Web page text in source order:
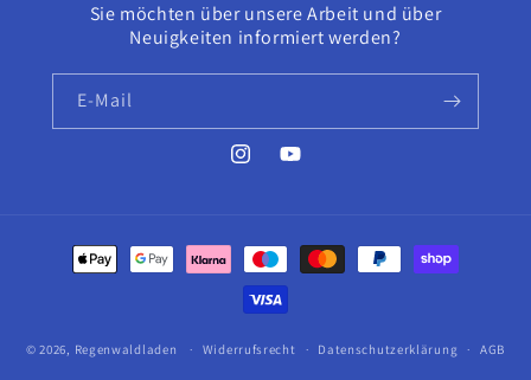
Sie möchten über unsere Arbeit und über
Neuigkeiten informiert werden?
E-Mail
InstagramYouTube
Zahlungsmethoden
© 2026, Regenwaldladen Widerrufsrecht Datenschutzerklärung AGB